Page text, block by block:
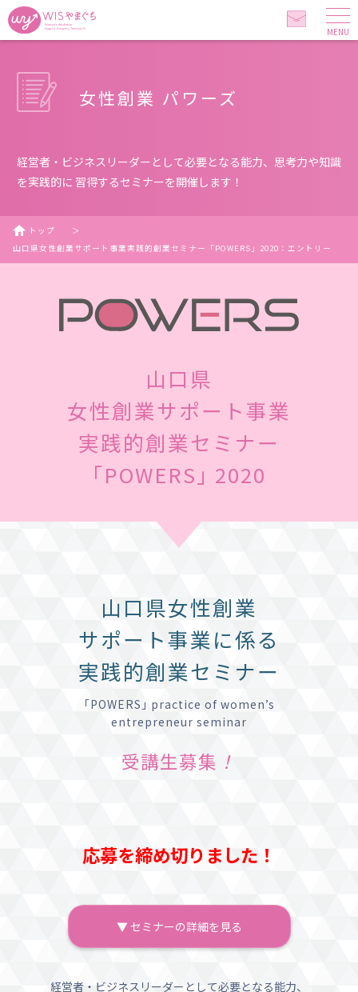
女性創業 パワーズ
経営者・ビジネスリーダーとして必要となる能力、思考力や知識
を実践的に 習得するセミナーを開催します！
トップ
＞
山口県女性創業サポート事業実践的創業セミナー「POWERS」2020：エントリー
山口県
女性創業サポート事業
実践的創業セミナー
｢POWERS｣ 2020
山口県女性創業
サポート事業に係る
実践的創業セミナー
｢POWERS｣ practice of women’s
entrepreneur seminar
受講生募集 ！
応募を締め切りました！
▼ セミナーの詳細を見る
経営者・ビジネスリーダーとして必要となる能力、
MENU